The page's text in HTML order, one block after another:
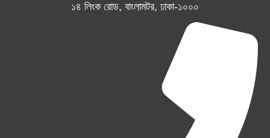
১৪ লিংক রোড, বাংলামটর, ঢাকা-১০০০